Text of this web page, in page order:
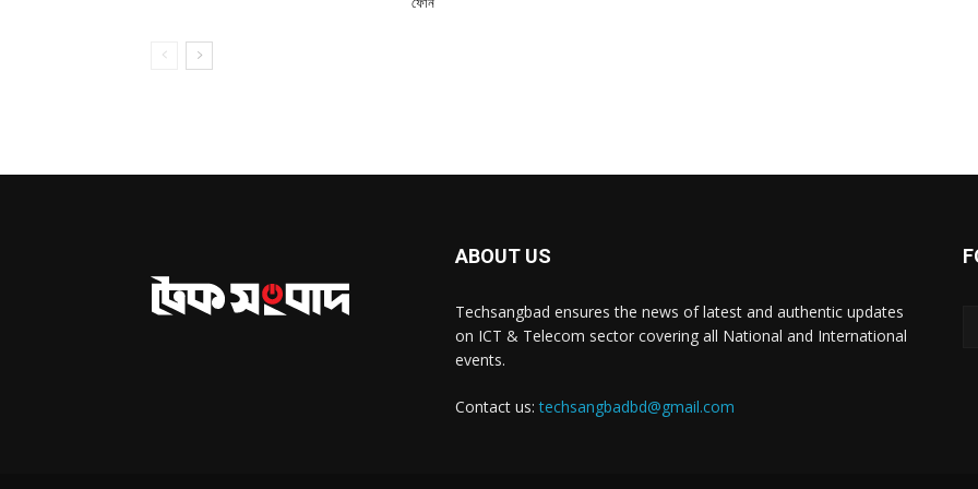
ABOUT US
Techsangbad ensures the news of latest and authentic updates
on ICT & Telecom sector covering all National and International
events.
Contact us:techsangbadbd@gmail.com